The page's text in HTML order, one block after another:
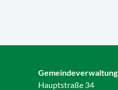
Gemeindeverwaltung
Hauptstraße 34